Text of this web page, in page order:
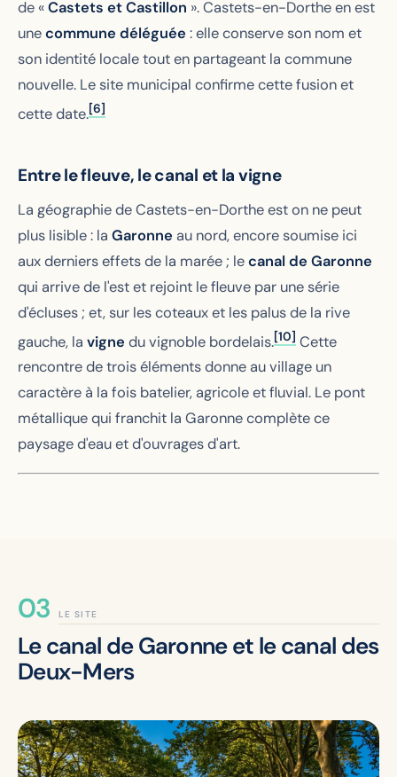
de «Castets et Castillon ». Castets-en-Dorthe en est
unecommune déléguée : elle conserve son nom et
son identité locale tout en partageant la commune
nouvelle. Le site municipal confirme cette fusion et
cette date.[6]
Entre le fleuve, le canal et la vigne
La géographie de Castets-en-Dorthe est on ne peut
plus lisible : la Garonne au nord, encore soumise ici
aux derniers effets de la marée ; lecanal de Garonne
qui arrive de l'est et rejoint le fleuve par une série
d'écluses ; et, sur les coteaux et les palus de la rive
gauche, la vigne du vignoble bordelais.[10] Cette
rencontre de trois éléments donne au village un
caractère à la fois batelier, agricole et fluvial. Le pont
métallique qui franchit la Garonne complète ce
paysage d'eau et d'ouvrages d'art.
LE SITE
Le canal de Garonne et le canal des
Deux-Mers